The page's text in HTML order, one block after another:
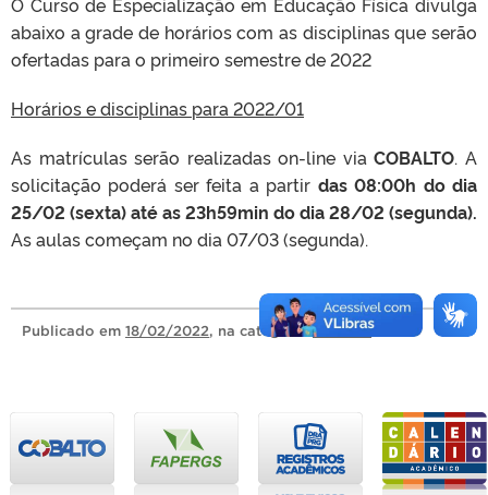
abaixo a grade de horários com as disciplinas que serão
ofertadas para o primeiro semestre de 2022
Horários e disciplinas para 2022/01
As matrículas serão realizadas on-line viaCOBALTO. A
solicitação poderá ser feita a partir das 08:00h do dia
25/02 (sexta) até as 23h59min do dia 28/02 (segunda).
As aulas começam no dia 07/03 (segunda).
Publicado em 18/02/2022, na categoriaNotícias.